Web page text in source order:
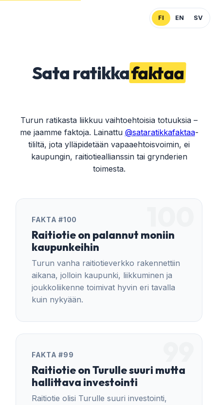
FI EN SV
Sata ratikkafaktaa
Sata
ratikkafaktaa
Turun ratikasta liikkuu vaihtoehtoisia totuuksia –
me jaamme faktoja. Lainattu @sataratikkafaktaa-
tililtä, jota ylläpidetään vapaaehtoisvoimin, ei
kaupungin, raitiotieallianssin tai grynderien
toimesta.
FAKTA #100
Raitiotie on palannut moniin
kaupunkeihin
Turun vanha raitiotieverkko rakennettiin
aikana, jolloin kaupunki, liikkuminen ja
joukkoliikenne toimivat hyvin eri tavalla
kuin nykyään.
FAKTA #99
Raitiotie on Turulle suuri mutta
hallittava investointi
Raitiotie olisi Turulle suuri investointi,